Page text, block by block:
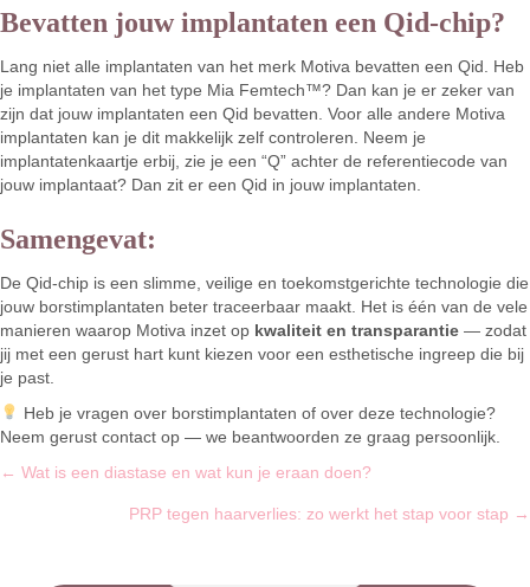
Bevatten jouw implantaten een Qid-chip?
Lang niet alle implantaten van het merk Motiva bevatten een Qid. Heb
je implantaten van het type Mia Femtech™? Dan kan je er zeker van
zijn dat jouw implantaten een Qid bevatten. Voor alle andere Motiva
implantaten kan je dit makkelijk zelf controleren. Neem je
implantatenkaartje erbij, zie je een “Q” achter de referentiecode van
jouw implantaat? Dan zit er een Qid in jouw implantaten.
Samengevat:
De Qid-chip is een slimme, veilige en toekomstgerichte technologie die
jouw borstimplantaten beter traceerbaar maakt. Het is één van de vele
manieren waarop Motiva inzet op kwaliteit en transparantie — zodat
jij met een gerust hart kunt kiezen voor een esthetische ingreep die bij
je past.
Heb je vragen over borstimplantaten of over deze technologie?
Neem gerust contact op — we beantwoorden ze graag persoonlijk.
Posts
← Wat is een diastase en wat kun je eraan doen?
PRP tegen haarverlies: zo werkt het stap voor stap →